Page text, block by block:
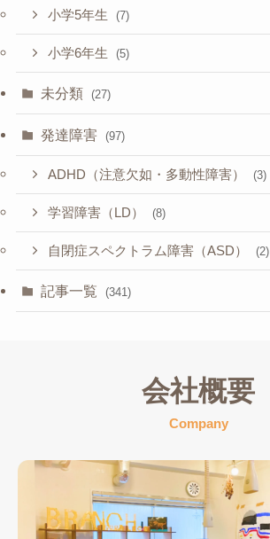
小学5年生 (7)
小学6年生 (5)
未分類 (27)
発達障害 (97)
ADHD（注意欠如・多動性障害） (3)
学習障害（LD） (8)
自閉症スペクトラム障害（ASD） (2)
記事一覧 (341)
会社概要
Company